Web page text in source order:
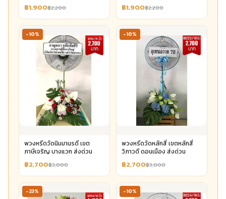
฿1,900฿2,200 ฿1,900฿2,200
-10%
พวงหรีดวัดนิมมานรดี เขต
ภาษีเจริญ บางแวก ส่งด่วน
฿2,700฿3,000
-10%
พวงหรีดวัดหลักสี่ เขตหลักสี่
วิภาวดี ดอนเมือง ส่งด่วน
฿2,700฿3,000
-23% -10%